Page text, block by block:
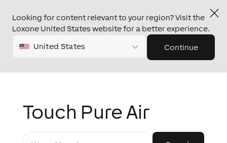
Looking for content relevant to your region? Visit the
Loxone United States website for a better experience.
United States Continue
Touch Pure Air